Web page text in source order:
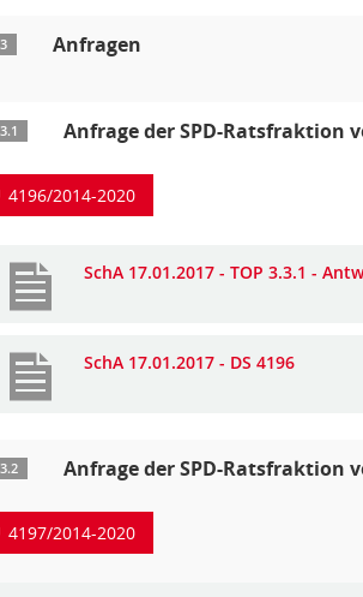
Anfragen
Anfrage der SPD-Ratsfraktion
4196/2014-2020
SchA 17.01.2017 - TOP 3.3.1 -
SchA 17.01.2017 - DS 4196
Anfrage der SPD-Ratsfraktion
4197/2014-2020